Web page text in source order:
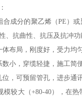
成分的聚乙烯（PE）或
、抗曲性、抗压及抗冲功
布局，刚度好，受力均匀
小，穿缆轻捷，施工简
，可预留管孔，进步通
模较大（+80-40），在